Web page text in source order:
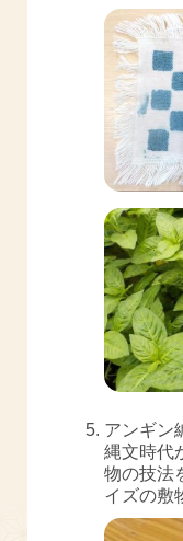
アンギン
縄文時代
物の技法
イズの敷